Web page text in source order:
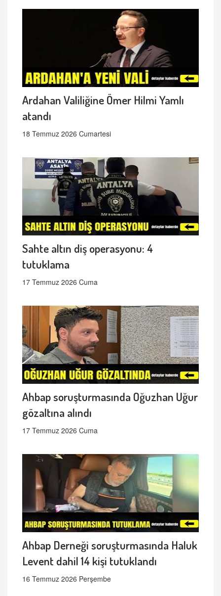
Ardahan Valiliğine Ömer Hilmi Yamlı
atandı
18 Temmuz 2026 Cumartesi
Sahte altın diş operasyonu: 4
tutuklama
17 Temmuz 2026 Cuma
Ahbap soruşturmasında Oğuzhan Uğur
gözaltına alındı
17 Temmuz 2026 Cuma
Ahbap Derneği soruşturmasında Haluk
Levent dahil 14 kişi tutuklandı
16 Temmuz 2026 Perşembe